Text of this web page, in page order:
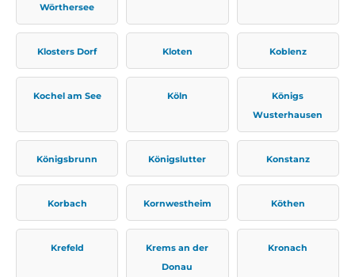
Wörthersee
Klosters Dorf Kloten Koblenz
Kochel am See Köln
Königs
Wusterhausen
Königsbrunn Königslutter Konstanz
Korbach Kornwestheim Köthen
Krefeld
Krems an der
Donau
Kronach